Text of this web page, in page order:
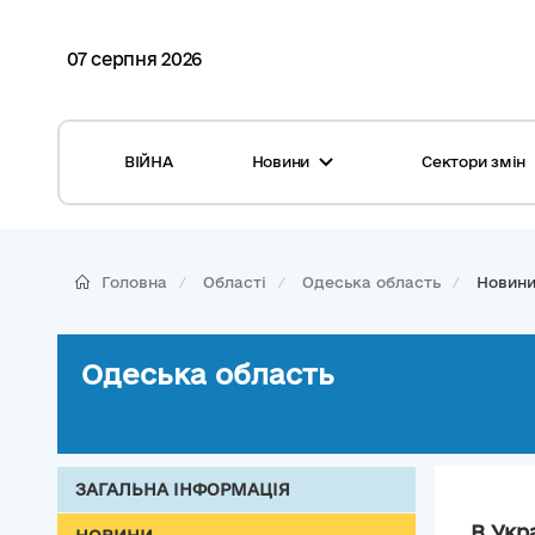
07 серпня 2026
ВІЙНА Новини
Глосарій
Фотогалерея
Сектори змін
Медицина
Управління відходами
Головна Області Одеська область Новини
Одеська область
ЗАГАЛЬНА ІНФОРМАЦІЯ